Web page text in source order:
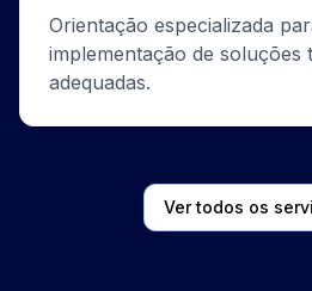
Orientação especializada
implementação de soluções
adequadas.
Ver todos os